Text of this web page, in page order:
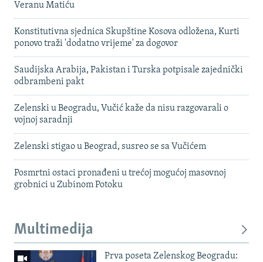
Veranu Matiću
Konstitutivna sjednica Skupštine Kosova odložena, Kurti
ponovo traži 'dodatno vrijeme' za dogovor
Saudijska Arabija, Pakistan i Turska potpisale zajednički
odbrambeni pakt
Zelenski u Beogradu, Vučić kaže da nisu razgovarali o
vojnoj saradnji
Zelenski stigao u Beograd, susreo se sa Vučićem
Posmrtni ostaci pronađeni u trećoj mogućoj masovnoj
grobnici u Zubinom Potoku
Multimedija
Prva poseta Zelenskog Beogradu: